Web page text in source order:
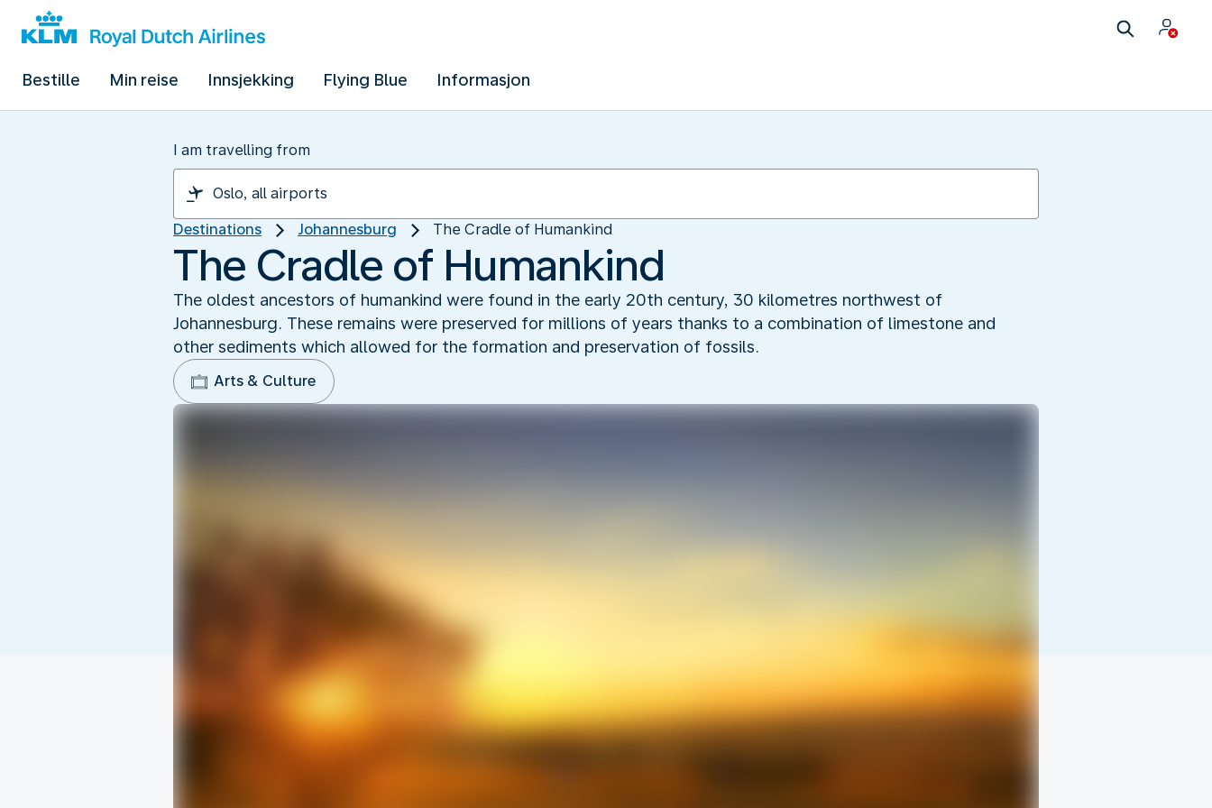
Bestille Min reise Innsjekking Flying Blue Informasjon
I am travelling from
Destinations Johannesburg The Cradle of Humankind‬
The Cradle of Humankind‬
The oldest ancestors of humankind were found in the early 20th century, 30 kilometres northwest of
Johannesburg. These remains were preserved for millions of years thanks to a combination of limestone and
other sediments which allowed for the formation and preservation of fossils.
Arts & Culture